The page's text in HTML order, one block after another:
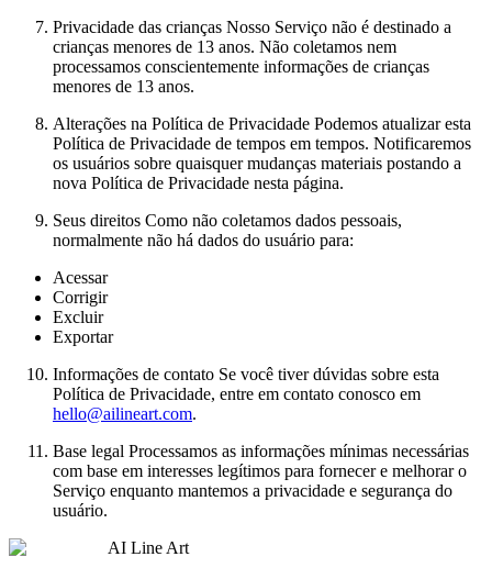
Privacidade das crianças Nosso Serviço não é destinado a
crianças menores de 13 anos. Não coletamos nem
processamos conscientemente informações de crianças
menores de 13 anos.
Alterações na Política de Privacidade Podemos atualizar esta
Política de Privacidade de tempos em tempos. Notificaremos
os usuários sobre quaisquer mudanças materiais postando a
nova Política de Privacidade nesta página.
Seus direitos Como não coletamos dados pessoais,
normalmente não há dados do usuário para:
Acessar
Corrigir
Excluir
Exportar
Informações de contato Se você tiver dúvidas sobre esta
Política de Privacidade, entre em contato conosco em
hello@ailineart.com.
Base legal Processamos as informações mínimas necessárias
com base em interesses legítimos para fornecer e melhorar o
Serviço enquanto mantemos a privacidade e segurança do
usuário.
AI Line Art